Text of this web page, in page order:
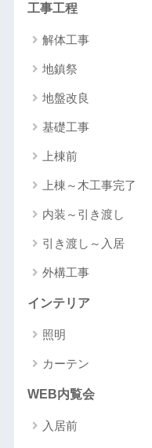
工事工程
解体工事
地鎮祭
地盤改良
基礎工事
上棟前
上棟～木工事完了
内装～引き渡し
引き渡し～入居
外構工事
インテリア
照明
カーテン
WEB内覧会
入居前